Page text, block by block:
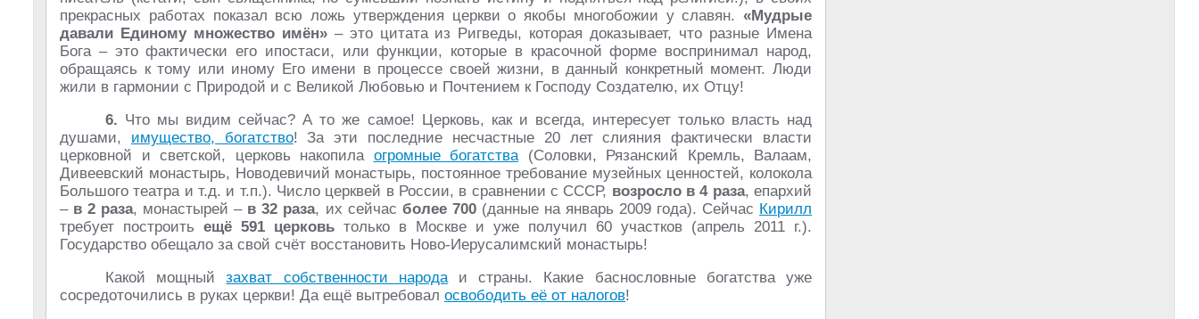
прекрасных работах показал всю ложь утверждения церкви о якобы многобожии у славян. «Мудрые
давали Единому множество имён»– это цитата из Ригведы, которая доказывает, что разные Имена
Бога – это фактически его ипостаси, или функции, которые в красочной форме воспринимал народ,
обращаясь к тому или иному Его имени в процессе своей жизни, в данный конкретный момент. Люди
жили в гармонии с Природой и с Великой Любовью и Почтением к Господу Создателю, их Отцу!
6. Что мы видим сейчас? А то же самое! Церковь, как и всегда, интересует только власть над
душами, имущество, богатство! За эти последние несчастные 20 лет слияния фактически власти
церковной и светской, церковь накопила огромные богатства(Соловки, Рязанский Кремль, Валаам,
Дивеевский монастырь, Новодевичий монастырь, постоянное требование музейных ценностей, колокола
Большого театра и т.д. и т.п.). Число церквей в России, в сравнении с СССР, возросло в 4 раза, епархий
– в 2 раза, монастырей – в 32 раза, их сейчас более 700(данные на январь 2009 года). Сейчас Кирилл
требует построить ещё 591 церковь только в Москве и уже получил 60 участков (апрель 2011 г.).
Государство обещало за свой счёт восстановить Ново-Иерусалимский монастырь!
Какой мощныйзахват собственности народаи страны. Какие баснословные богатства уже
сосредоточились в руках церкви! Да ещё вытребовал освободить её от налогов!